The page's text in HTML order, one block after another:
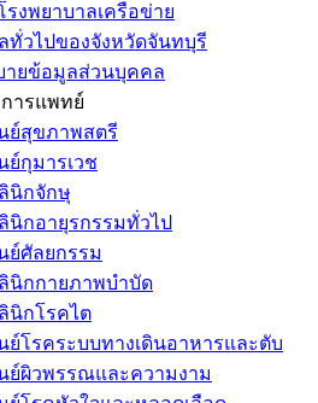
รงพยาบาลเครือข่าย
ทั่วไปของจังหวัดจันทบุรี
ายข้อมูลส่วนบุคคล
ารแพทย์
ย์สุขภาพสตรี
ย์กุมารเวช
นิกจักษุ
นิกอายุรกรรมทั่วไป
ย์ศัลยกรรม
นิกกายภาพบำบัด
นิกโรคไต
ย์โรคระบบทางเดินอาหารและตับ
ย์ผิวพรรณและความงาม